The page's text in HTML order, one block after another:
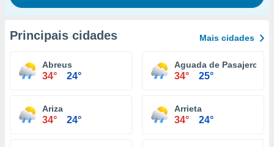
Principais cidades Mais cidades
Abreus
34° 24°
Aguada de Pasajeros
34° 25°
Ariza
34° 24°
Arrieta
34° 24°